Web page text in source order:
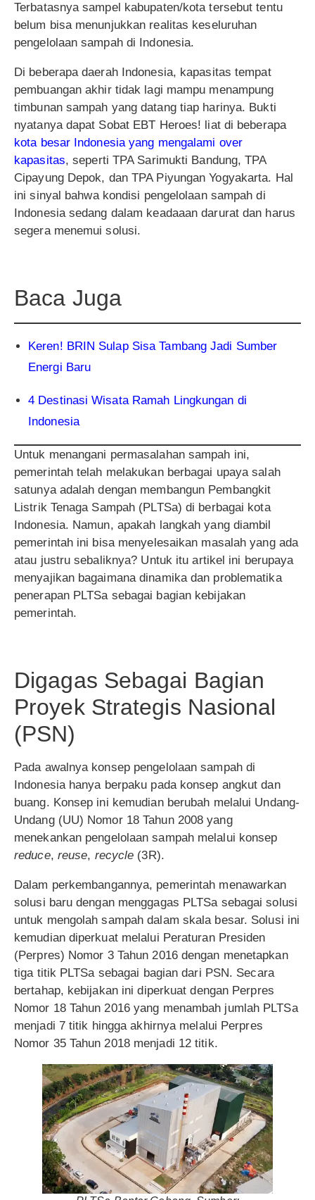
Terbatasnya sampel kabupaten/kota tersebut tentu
belum bisa menunjukkan realitas keseluruhan
pengelolaan sampah di Indonesia.
Di beberapa daerah Indonesia, kapasitas tempat
pembuangan akhir tidak lagi mampu menampung
timbunan sampah yang datang tiap harinya. Bukti
nyatanya dapat Sobat EBT Heroes! liat di beberapa
kota besar Indonesia yang mengalami over
kapasitas, seperti TPA Sarimukti Bandung, TPA
Cipayung Depok, dan TPA Piyungan Yogyakarta. Hal
ini sinyal bahwa kondisi pengelolaan sampah di
Indonesia sedang dalam keadaaan darurat dan harus
segera menemui solusi.
Baca Juga
Keren! BRIN Sulap Sisa Tambang Jadi Sumber
Energi Baru
4 Destinasi Wisata Ramah Lingkungan di
Indonesia
Untuk menangani permasalahan sampah ini,
pemerintah telah melakukan berbagai upaya salah
satunya adalah dengan membangun Pembangkit
Listrik Tenaga Sampah (PLTSa) di berbagai kota
Indonesia. Namun, apakah langkah yang diambil
pemerintah ini bisa menyelesaikan masalah yang ada
atau justru sebaliknya? Untuk itu artikel ini berupaya
menyajikan bagaimana dinamika dan problematika
penerapan PLTSa sebagai bagian kebijakan
pemerintah.
Digagas Sebagai Bagian
Proyek Strategis Nasional
(PSN)
Pada awalnya konsep pengelolaan sampah di
Indonesia hanya berpaku pada konsep angkut dan
buang. Konsep ini kemudian berubah melalui Undang-
Undang (UU) Nomor 18 Tahun 2008 yang
menekankan pengelolaan sampah melalui konsep
reduce, reuse, recycle (3R).
Dalam perkembangannya, pemerintah menawarkan
solusi baru dengan menggagas PLTSa sebagai solusi
untuk mengolah sampah dalam skala besar. Solusi ini
kemudian diperkuat melalui Peraturan Presiden
(Perpres) Nomor 3 Tahun 2016 dengan menetapkan
tiga titik PLTSa sebagai bagian dari PSN. Secara
bertahap, kebijakan ini diperkuat dengan Perpres
Nomor 18 Tahun 2016 yang menambah jumlah PLTSa
menjadi 7 titik hingga akhirnya melalui Perpres
Nomor 35 Tahun 2018 menjadi 12 titik.